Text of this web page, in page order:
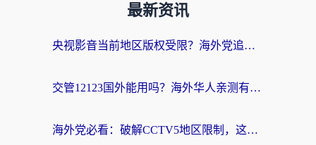
最新资讯
央视影音当前地区版权受限？海外党追剧看片的终极解决方案来了
交管12123国外能用吗？海外华人亲测有效的回国加速器选择指南
海外党必看：破解CCTV5地区限制，这样看欧洲杯奥运直播才够爽！